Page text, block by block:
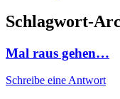
Schlagwort-
Mal raus gehen…
Schreibe eine Antwort